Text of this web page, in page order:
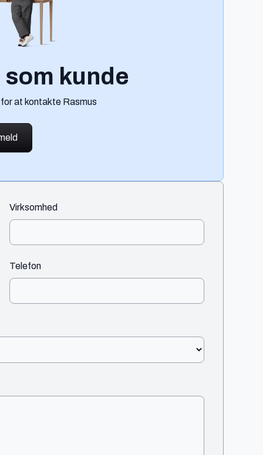
kunde
at kontakte Rasmus
Virksomhed
Telefon